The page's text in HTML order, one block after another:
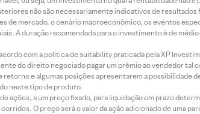
não são necessariamente indicativos de resultados
de mercado, o cenário macroeconômico, os eventos
A duração recomendada para o investimento é de
com a política de suitability praticada pela XP
do direito negociado pagar um prêmio ao vendedor tal
e algumas posições apresentarem a possibilidade
neste tipo de produto.
a um preço fixado, para liquidação em prazo
O preço será o valor da ação adicionado de uma